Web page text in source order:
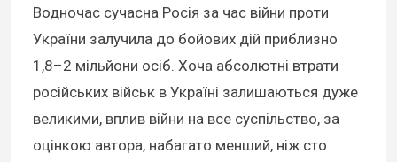
Водночас сучасна Росія за час війни проти
України залучила до бойових дій приблизно
1,8–2 мільйони осіб. Хоча абсолютні втрати
російських військ в Україні залишаються дуже
великими, вплив війни на все суспільство, за
оцінкою автора, набагато менший, ніж сто